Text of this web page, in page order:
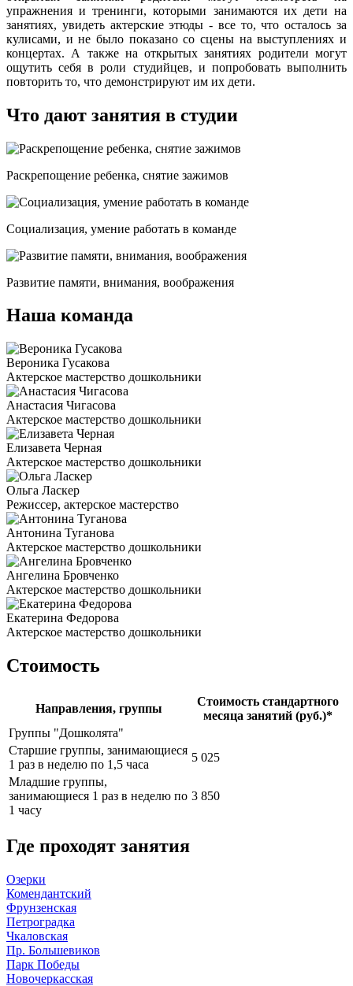
упражнения и тренинги, которыми занимаются их дети на
занятиях, увидеть актерские этюды - все то, что осталось за
кулисами, и не было показано со сцены на выступлениях и
концертах. А также на открытых занятиях родители могут
ощутить себя в роли студийцев, и попробовать выполнить
повторить то, что демонстрируют им их дети.
Что дают занятия в студии
Раскрепощение ребенка, снятие зажимов
Социализация, умение работать в команде
Развитие памяти, внимания, воображения
Наша команда
Вероника Гусакова
Актерское мастерство дошкольники
Анастасия Чигасова
Актерское мастерство дошкольники
Елизавета Черная
Актерское мастерство дошкольники
Ольга Ласкер
Режиссер, актерское мастерство
Антонина Туганова
Актерское мастерство дошкольники
Ангелина Бровченко
Актерское мастерство дошкольники
Екатерина Федорова
Актерское мастерство дошкольники
Стоимость
Направления, группы
Стоимость стандартного
месяца занятий (руб.)*
Группы "Дошколята"
Старшие группы, занимающиеся
1 раз в неделю по 1,5 часа
5 025
Младшие группы,
занимающиеся 1 раз в неделю по
1 часу
3 850
Где проходят занятия
Озерки
Комендантский
Фрунзенская
Петроградка
Чкаловская
Пр. Большевиков
Парк Победы
Новочеркасская